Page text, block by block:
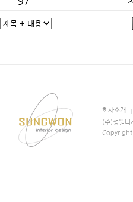
회사소개
(주)성원디
Copyright